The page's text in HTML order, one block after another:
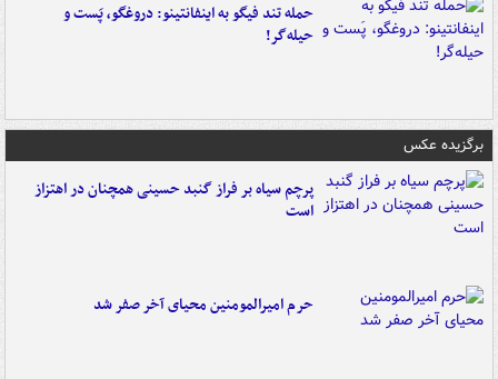
حمله تند فیگو به اینفانتینو: دروغگو، پَست‌ و
حیله‌گر!
برگزیده عکس
پرچم سیاه بر فراز گنبد حسینی همچنان در اهتزاز
است
حرم امیرالمومنین محیای آخر صفر شد